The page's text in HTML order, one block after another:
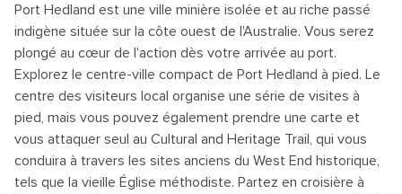
Port Hedland est une ville minière isolée et au riche passé
indigène située sur la côte ouest de l'Australie. Vous serez
plongé au cœur de l'action dès votre arrivée au port.
Explorez le centre-ville compact de Port Hedland à pied. Le
centre des visiteurs local organise une série de visites à
pied, mais vous pouvez également prendre une carte et
vous attaquer seul au Cultural and Heritage Trail, qui vous
conduira à travers les sites anciens du West End historique,
tels que la vieille Église méthodiste. Partez en croisière à